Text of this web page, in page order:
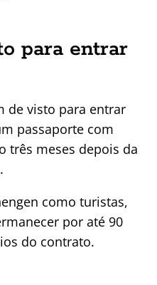
para entrar
de visto para entrar
passaporte com
três meses depois da
como turistas,
por até 90
do contrato.